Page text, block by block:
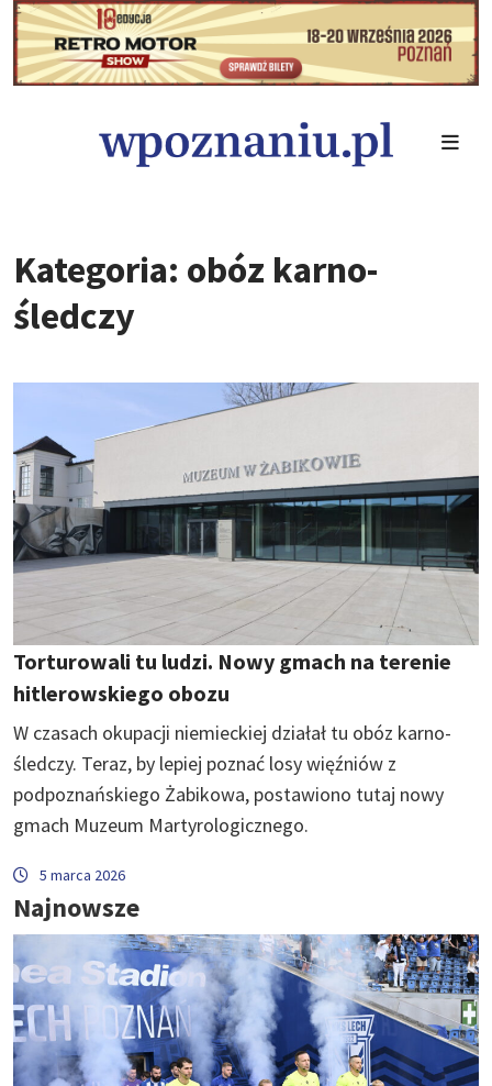
Kategoria: obóz karno-
śledczy
Torturowali tu ludzi. Nowy gmach na terenie
hitlerowskiego obozu
W czasach okupacji niemieckiej działał tu obóz karno-
śledczy. Teraz, by lepiej poznać losy więźniów z
podpoznańskiego Żabikowa, postawiono tutaj nowy
gmach Muzeum Martyrologicznego.
5 marca 2026
Najnowsze